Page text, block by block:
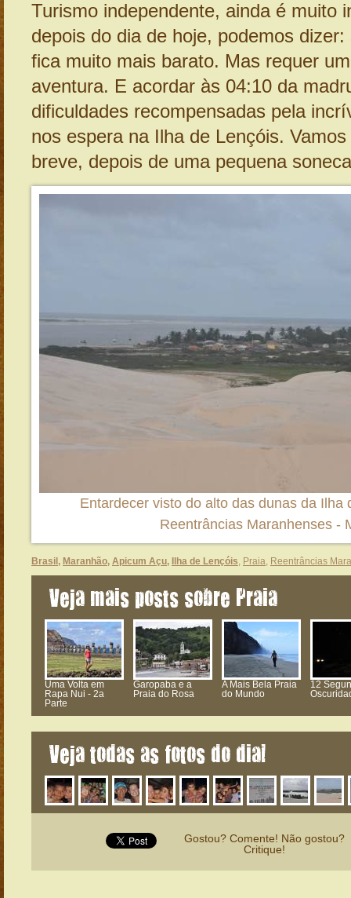
Turismo independente, ainda é muito
depois do dia de hoje, podemos
fica muito mais barato. Mas requer
aventura. E acordar às 04:10 da
dificuldades recompensadas pela
nos espera na Ilha de Lençóis.
breve, depois de uma pequena
Entardecer visto do alto das dunas da Ilha
Reentrâncias Maranhenses -
Brasil , Maranhão, Apicum Açu, Ilha de Lençóis, Praia, Reentrâncias
Veja mais posts sobre Praia
Uma Volta em
Rapa Nui - 2a
Parte
Garopaba e a
Praia do Rosa
A Mais Bela Praia
do Mundo
12
Veja todas as fotos do dia!
Gostou? Comente! Não gostou?
Critique!